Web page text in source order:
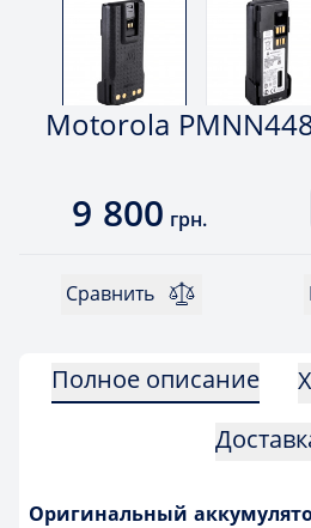
Motorola
9 800 грн.
Сравнить
Полное описание
Оригинальный